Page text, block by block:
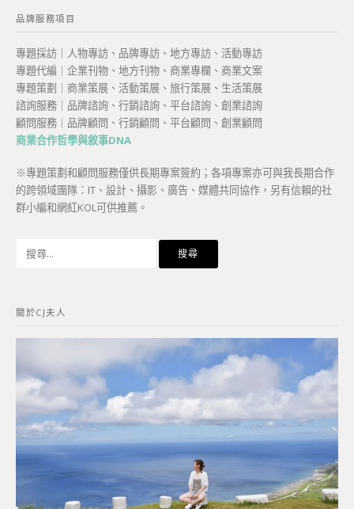
品牌服務項目
專題採訪｜人物專訪、品牌專訪、地方專訪、活動專訪
專題代編｜企業刊物、地方刊物、商業專欄、商業文案
專題策劃｜商業策展、活動策展、旅行策展、生活策展
諮詢服務｜品牌諮詢、行銷諮詢、平台諮詢、創業諮詢
顧問服務｜品牌顧問、行銷顧問、平台顧問、創業顧問
商業合作哲學與敘事DNA
※專題策劃和顧問服務僅供長期專案簽約；各項專案亦可與我長期合作
的跨領域團隊：IT、設計、攝影、廣告、媒體共同協作，另有信賴的社
群小編和網紅KOL可供推薦。
字:
關於CJ夫人